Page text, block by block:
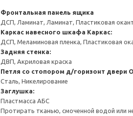
Фронтальная панель ящика
ДСП, Ламинат, Ламинат, Пластиковая
Каркас навесного шкафа Каркас:
ДСП, Меламиновая пленка, Пластиковая
Задняя стенка:
ДВП, Акриловая краска
Петля со стопором д/горизонт двери
Сталь, Никелирование
Заглушка:
Пластмасса АБС
Протирать тканью, смоченной водой или